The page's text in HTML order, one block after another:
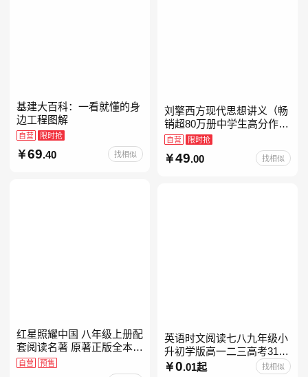
基建大百科：一看就懂的身
边工程图解
自营 限时抢
69.40 找相似
刘擎西方现代思想讲义（畅
销超80万册中学生高分作文
素材库常驻寒暑假阅读书
单，奇葩说导师刘擎经典之
作讲透西方思想史，哲学知
自营 限时抢
49.00 找相似
红星照耀中国 八年级上册配
套阅读名著 原著正版全本无
删减 初中生初二课外阅读
自营 预售
英语时文阅读七八九年级小
升初学版高一二三高考31期
30快捷英语阅读理解2027
0.01起 找相似